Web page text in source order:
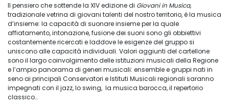
Il pensiero che sottende la XIV edizione di Giovani in Musica,
tradizionale vetrina di giovani talenti del nostro territorio, è la musica
d’insieme: la capacità di suonare insieme per la quale
affiatamento, intonazione, fusione dei suoni sono gli obbiettivi
costantemente ricercati e laddove le esigenze del gruppo si
uniscono alle capacità individuali. Valori aggiunti del cartellone
sono il largo coinvolgimento delle istituzioni musicali della Regione
e l’ampio panorama di generi musicali: ensemble e gruppi nati in
seno ai principali Conservatori e Istituti Musicali regionali saranno
impegnati con il jazz, lo swing, la musica barocca, il repertorio
classico…